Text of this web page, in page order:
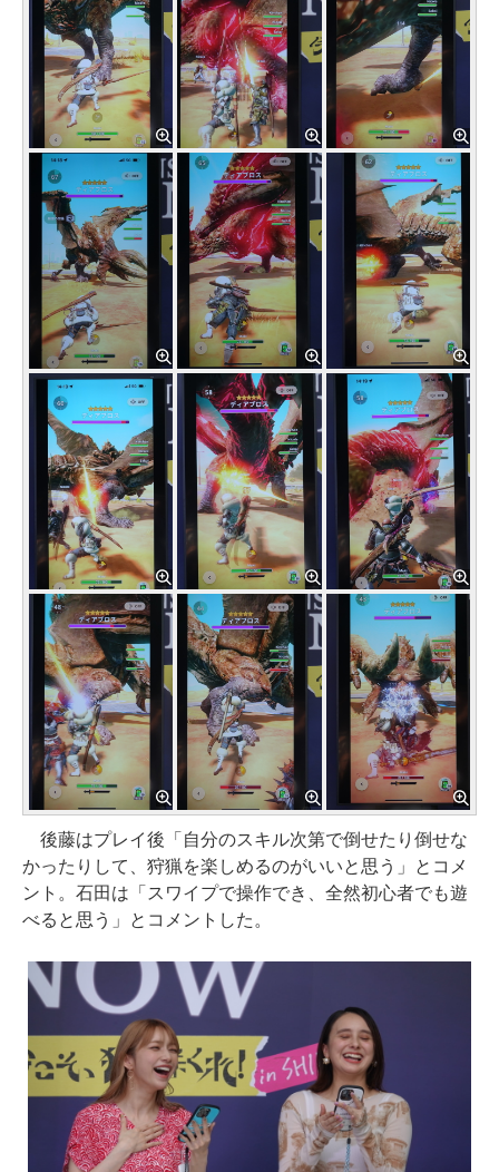
後藤はプレイ後「自分のスキル次第で倒せたり倒せな
かったりして、狩猟を楽しめるのがいいと思う」とコメ
ント。石田は「スワイプで操作でき、全然初心者でも遊
べると思う」とコメントした。